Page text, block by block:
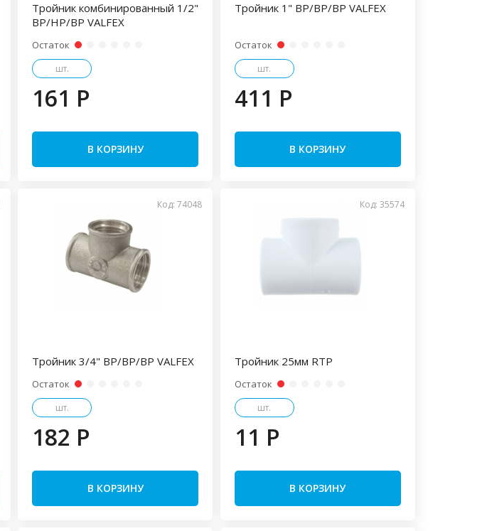
Тройник комбинированный 1/2"
ВР/НР/ВР VALFEX
Остаток
шт.
161 P
В КОРЗИНУ
Тройник 1" ВР/ВР/ВР VALFEX
Остаток
шт.
411 P
В КОРЗИНУ
Код: 74048
Тройник 3/4" ВР/ВР/ВР VALFEX
Остаток
шт.
182 P
В КОРЗИНУ
Код: 35574
Тройник 25мм RTP
Остаток
шт.
11 P
В КОРЗИНУ